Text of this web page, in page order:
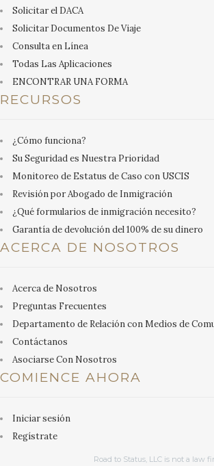
Solicitar el DACA
Solicitar Documentos De Viaje
Consulta en Línea
Todas Las Aplicaciones
ENCONTRAR UNA FORMA
RECURSOS
¿Cómo funciona?
Su Seguridad es Nuestra Prioridad
Monitoreo de Estatus de Caso con USCIS
Revisión por Abogado de Inmigración
¿Qué formularios de inmigración necesito?
Garantía de devolución del 100% de su dinero
ACERCA DE NOSOTROS
Acerca de Nosotros
Preguntas Frecuentes
Departamento de Relación con Medios de
Contáctanos
Asociarse Con Nosotros
COMIENCE AHORA
Iniciar sesión
Regístrate
Road to Status, LLC is not a law